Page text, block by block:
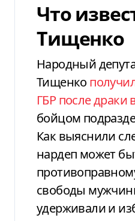
Что
Тищенко
Народный
Тищенко
ГБР после драки
бойцом
Как выяснили
нардеп может
свободы
удерживали и